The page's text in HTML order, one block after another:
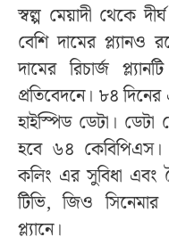
স্বল্প মেয়াদী থেকে
বেশি দামের
দামের রিচার্জ
প্রতিবেদনে। ৮৪
হাইস্পিড ডেটা।
হবে ৬৪ কেবিপিএস।
কলিং এর সুবিধা
টিভি, জিও
প্ল্যানে।